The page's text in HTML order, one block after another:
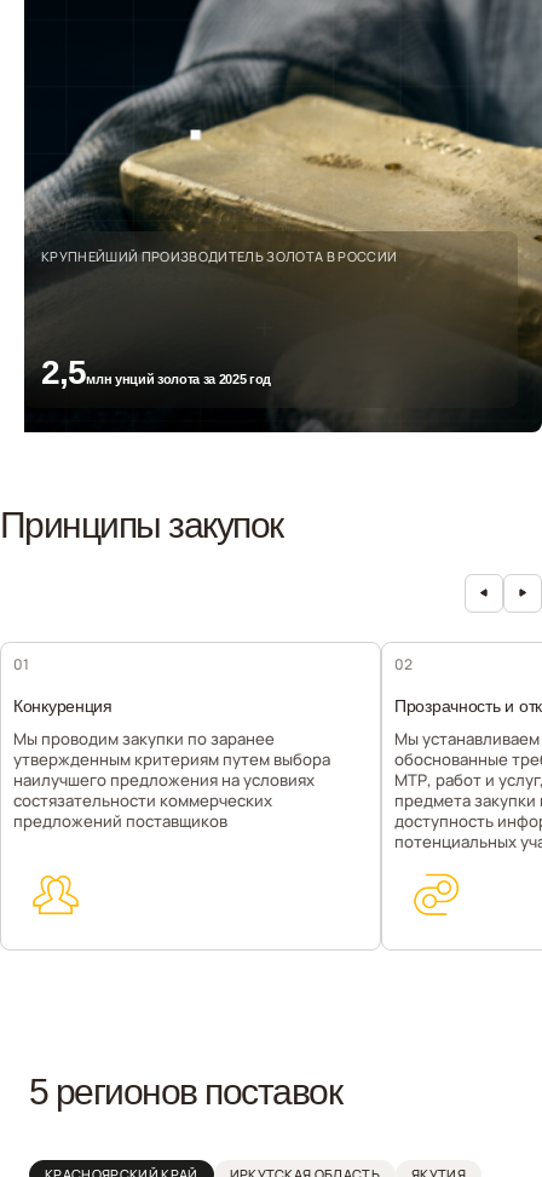
КРУПНЕЙШИЙ ПРОИЗВОДИТЕЛЬ ЗОЛОТА В РОССИИ
2,5млн унций золота за 2025 год
Принципы закупок
01
Конкуренция
Мы проводим закупки по заранее
утвержденным критериям путем выбора
наилучшего предложения на условиях
состязательности коммерческих
предложений поставщиков
02
Прозрачность и
Мы
обоснованные
МТР, работ и
предмета
доступность
потенциальных
5 регионов поставок